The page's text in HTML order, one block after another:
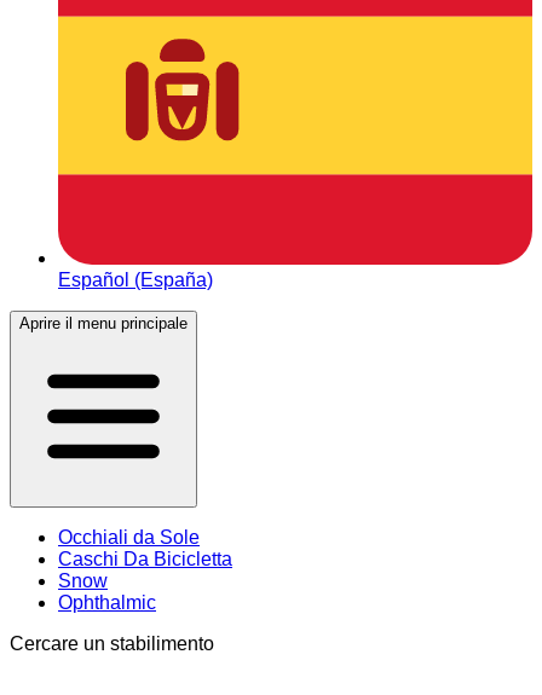
Español (España)
Aprire il menu principale
Occhiali da Sole
Caschi Da Bicicletta
Snow
Ophthalmic
Cercare un stabilimento